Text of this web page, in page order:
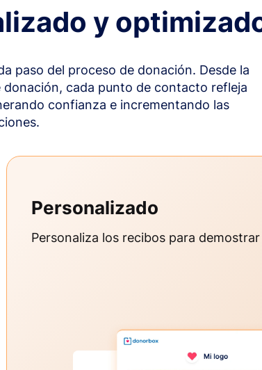
y
paso del proceso de donación. Desde la
cada punto de contacto refleja
confianza e incrementando las
Personalizado
Personaliza los recibos para